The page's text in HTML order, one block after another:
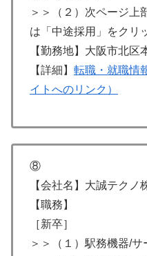
＞＞（２）次ページ上
は「中途採用」をクリ
【勤務地】大阪市北区
【詳細】 転職・就職情
イトへのリンク）
⑧
【会社名】大誠テクノ
【職務】
［新卒］
＞＞（１）駅務機器/